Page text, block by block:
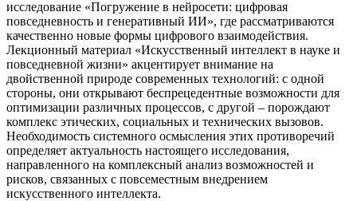
исследование «Погружение в нейросети: цифровая
повседневность и генеративный ИИ», где рассматриваются
качественно новые формы цифрового взаимодействия.
Лекционный материал «Искусственный интеллект в науке и
повседневной жизни» акцентирует внимание на
двойственной природе современных технологий: с одной
стороны, они открывают беспрецедентные возможности для
оптимизации различных процессов, с другой – порождают
комплекс этических, социальных и технических вызовов.
Необходимость системного осмысления этих противоречий
определяет актуальность настоящего исследования,
направленного на комплексный анализ возможностей и
рисков, связанных с повсеместным внедрением
искусственного интеллекта.